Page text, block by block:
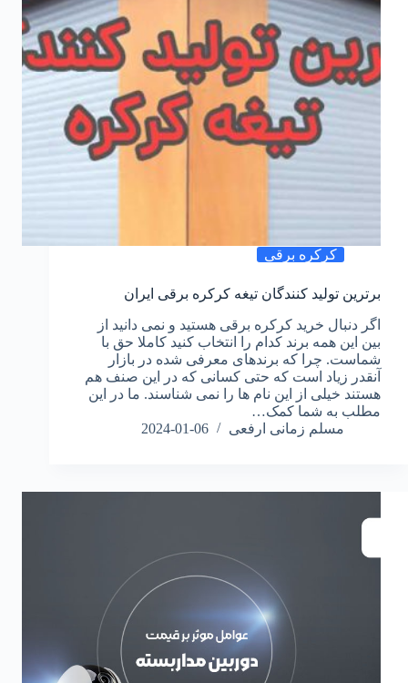
کرکره برقی
برترین تولید کنندگان تیغه کرکره برقی ایران
اگر دنبال خرید کرکره برقی هستید و نمی دانید از
بین این همه برند کدام را انتخاب کنید کاملا حق با
شماست. چرا که برندهای معرفی شده در بازار
آنقدر زیاد است که حتی کسانی که در این صنف هم
هستند خیلی از این نام ها را نمی شناسند. ما در این
مطلب به شما کمک…
مسلم زمانی ارفعی
2024-01-06